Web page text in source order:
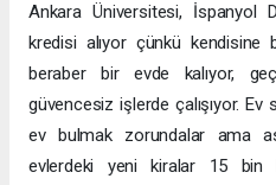
Ankara Üniversitesi, İspanyol
kredisi alıyor çünkü kendisine
beraber bir evde kalıyor,
güvencesiz işlerde çalışıyor.
ev bulmak zorundalar ama
evlerdeki yeni kiralar 15 bin